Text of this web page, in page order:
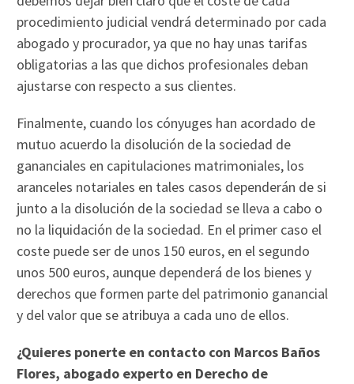
procedimiento judicial vendrá determinado por cada
abogado y procurador, ya que no hay unas tarifas
obligatorias a las que dichos profesionales deban
ajustarse con respecto a sus clientes.
Finalmente, cuando los cónyuges han acordado de
mutuo acuerdo la disolución de la sociedad de
gananciales en capitulaciones matrimoniales, los
aranceles notariales en tales casos dependerán de si
junto a la disolución de la sociedad se lleva a cabo o
no la liquidación de la sociedad. En el primer caso el
coste puede ser de unos 150 euros, en el segundo
unos 500 euros, aunque dependerá de los bienes y
derechos que formen parte del patrimonio ganancial
y del valor que se atribuya a cada uno de ellos.
¿Quieres ponerte en contacto con Marcos Baños
Flores, abogado experto en Derecho de